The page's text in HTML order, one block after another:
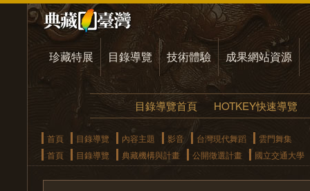
珍藏特展 目錄導覽 技術體驗 成果網站資源
目錄導覽首頁 HOTKEY快速導覽
首頁 目錄導覽 內容主題 影音 台灣現代舞蹈
雲門舞集
首頁
目錄導覽 典藏機構與計畫 公開徵選計畫 國立交通大學